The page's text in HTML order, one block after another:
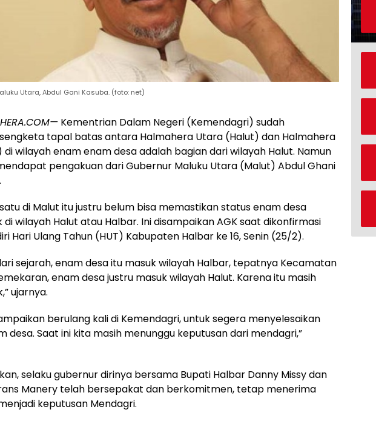
Utara, Abdul Gani Kasuba. (foto: net)
Kementrian Dalam Negeri (Kemendagri) sudah
tapal batas antara Halmahera Utara (Halut) dan Halmahera
wilayah enam enam desa adalah bagian dari wilayah Halut. Namun
pengakuan dari Gubernur Maluku Utara (Malut) Abdul Ghani
di Malut itu justru belum bisa memastikan status enam desa
wilayah Halut atau Halbar. Ini disampaikan AGK saat dikonfirmasi
Hari Ulang Tahun (HUT) Kabupaten Halbar ke 16, Senin (25/2).
sejarah, enam desa itu masuk wilayah Halbar, tepatnya Kecamatan
enam desa justru masuk wilayah Halut. Karena itu masih
ujarnya.
berulang kali di Kemendagri, untuk segera menyelesaikan
desa. Saat ini kita masih menunggu keputusan dari mendagri,”
selaku gubernur dirinya bersama Bupati Halbar Danny Missy dan
Manery telah bersepakat dan berkomitmen, tetap menerima
keputusan Mendagri.